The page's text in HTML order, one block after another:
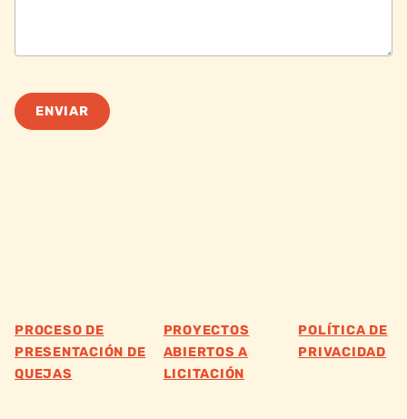
ENVIAR
PROCESO DE
PRESENTACIÓN DE
QUEJAS
PROYECTOS
ABIERTOS A
LICITACIÓN
POLÍTICA DE
PRIVACIDAD